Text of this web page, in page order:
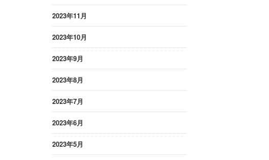
2023年11月
2023年10月
2023年9月
2023年8月
2023年7月
2023年6月
2023年5月